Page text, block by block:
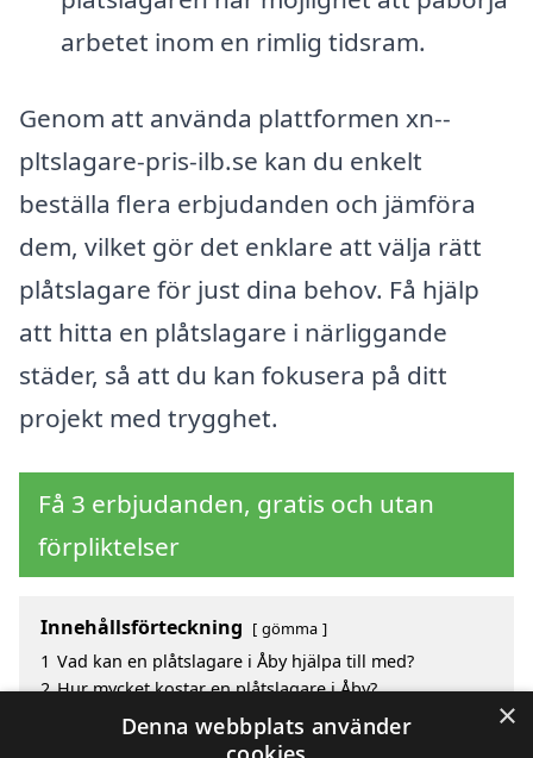
arbetet inom en rimlig tidsram.
Genom att använda plattformen xn--
pltslagare-pris-ilb.se kan du enkelt
beställa flera erbjudanden och jämföra
dem, vilket gör det enklare att välja rätt
plåtslagare för just dina behov. Få hjälp
att hitta en plåtslagare i närliggande
städer, så att du kan fokusera på ditt
projekt med trygghet.
Få 3 erbjudanden, gratis och utan
förpliktelser
Innehållsförteckning gömma
1 Vad kan en plåtslagare i Åby hjälpa till med?
2 Hur mycket kostar en plåtslagare i Åby?
Fördelar med att välja plåtslagare i Åby
Sök efter en skicklig plåtslagare i de omgivande
×
Denna webbplats använder